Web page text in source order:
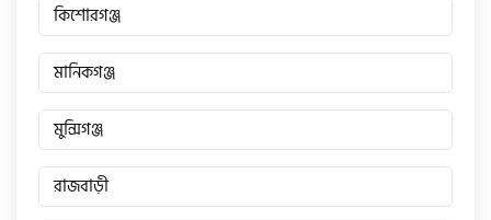
কিশোরগঞ্জ
মানিকগঞ্জ
মুন্সিগঞ্জ
রাজবাড়ী